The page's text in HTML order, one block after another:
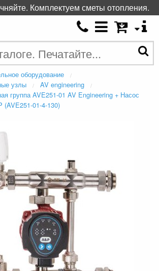
оборудование
узлы
AV engineering
группа AVE251-01 AV Engineering + Насос
(AVE251-01-4-130)
Комплектуем сметы отопления.